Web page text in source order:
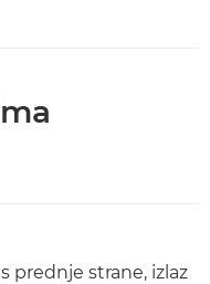
prednje strane, izlaz